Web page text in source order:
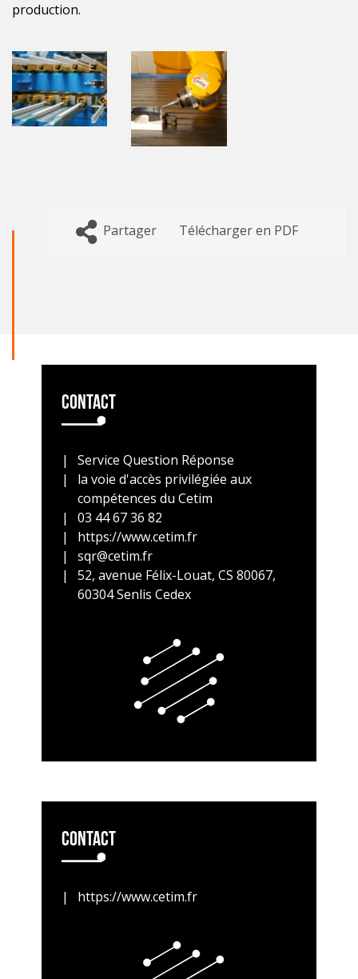
production.
Partager Télécharger en PDF
Contact
Service Question Réponse
la voie d'accès privilégiée aux
compétences du Cetim
03 44 67 36 82
https://www.cetim.fr
sqr@cetim.fr
52, avenue Félix-Louat, CS 80067,
60304 Senlis Cedex
Contact
https://www.cetim.fr